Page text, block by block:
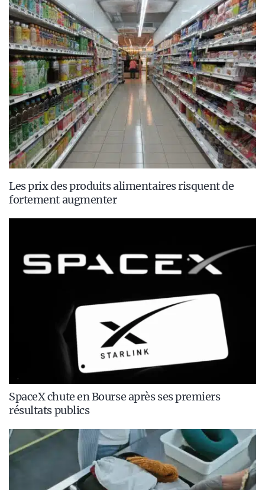
Les prix des produits alimentaires risquent de
fortement augmenter
SpaceX chute en Bourse après ses premiers
résultats publics